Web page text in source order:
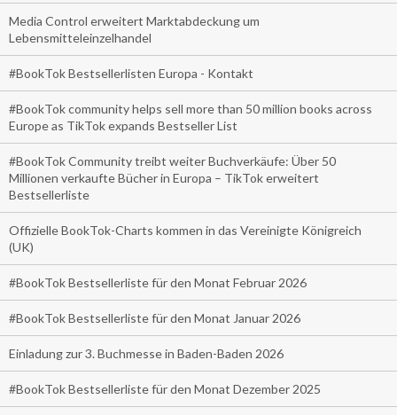
Media Control erweitert Marktabdeckung um
Lebensmitteleinzelhandel
#BookTok Bestsellerlisten Europa - Kontakt
#BookTok community helps sell more than 50 million books across
Europe as TikTok expands Bestseller List
#BookTok Community treibt weiter Buchverkäufe: Über 50
Millionen verkaufte Bücher in Europa – TikTok erweitert
Bestsellerliste
Offizielle BookTok-Charts kommen in das Vereinigte Königreich
(UK)
#BookTok Bestsellerliste für den Monat Februar 2026
#BookTok Bestsellerliste für den Monat Januar 2026
Einladung zur 3. Buchmesse in Baden-Baden 2026
#BookTok Bestsellerliste für den Monat Dezember 2025